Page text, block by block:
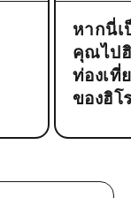
หากนี่เ
คุณไป
ท่องเที่
ของฮิโ